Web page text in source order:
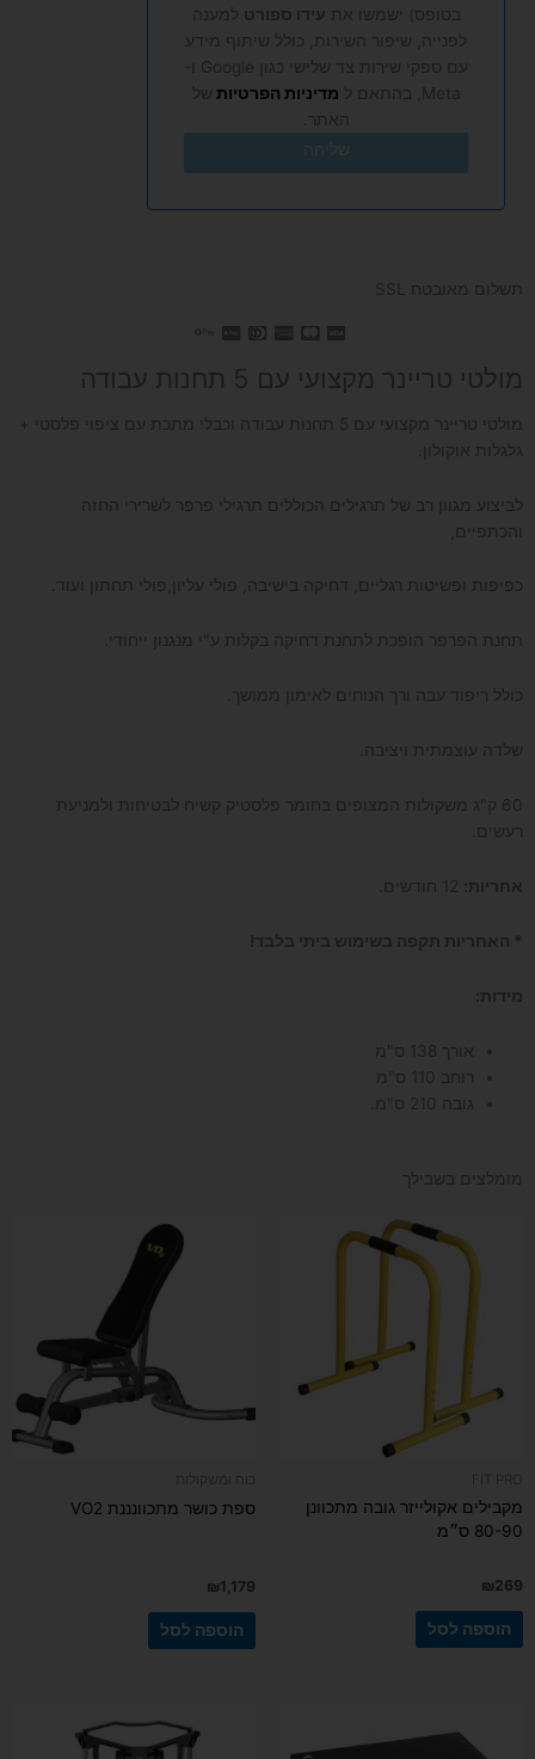
בטופס) ישמשו את עידו ספורט למענה
לפנייה, שיפור השירות, כולל שיתוף מידע
Meta, בהתאם ל
מדיניות הפרטיות של
האתר.
שליחה
תשלום מאובטח SSL
מולטי טריינר מקצועי עם 5 תחנות עבודה
מולטי טריינר מקצועי עם 5 תחנות עבודה וכבלי מתכת עם ציפוי פלסטי +
גלגלות אוקולון.
לביצוע מגוון רב של תרגילים הכוללים תרגילי פרפר לשרירי החזה
והכתפיים,
כפיפות ופשיטות רגליים, דחיקה בישיבה, פולי עליון,פולי תחתון ועוד.
תחנת הפרפר הופכת לתחנת דחיקה בקלות ע"י מנגנון ייחודי.
כולל ריפוד עבה ורך הנוחים לאימון ממושך.
שלדה עוצמתית ויציבה.
60 ק"ג משקולות המצופים בחומר פלסטיק קשיח לבטיחות ולמניעת
רעשים.
אחריות:
* האחריות תקפה בשימוש ביתי בלבד!
מידות:
אורך 138 ס"מ
רוחב 110 ס"מ
גובה 210 ס"מ.
מומלצים בשבילך
מקבילים אקולייזר גובה מתכוונן
80-90 ס״מ
₪269
הוספה לסל
ספת כושר מתכוונננת VO2
₪1,179
הוספה לסל